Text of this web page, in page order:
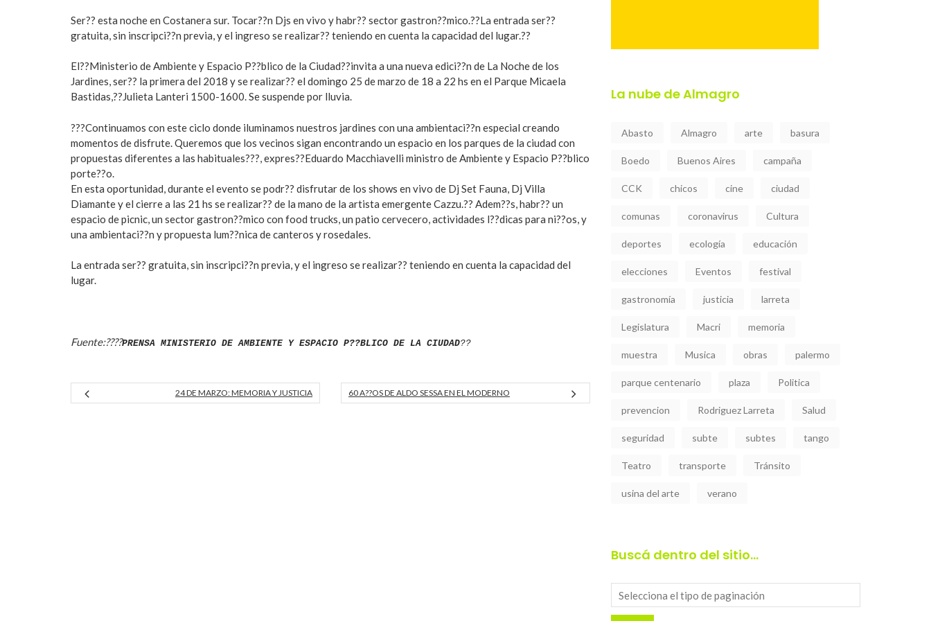
Ser?? esta noche en Costanera sur. Tocar??n Djs en vivo y habr?? sector gastron??mico.??La entrada ser??
gratuita, sin inscripci??n previa, y el ingreso se realizar?? teniendo en cuenta la capacidad del lugar.??
El??Ministerio de Ambiente y Espacio P??blico de la Ciudad??invita a una nueva edici??n de La Noche de los
Jardines, ser?? la primera del 2018 y se realizar?? el domingo 25 de marzo de 18 a 22 hs en el Parque Micaela
Bastidas,??Julieta Lanteri 1500-1600. Se suspende por lluvia.
???Continuamos con este ciclo donde iluminamos nuestros jardines con una ambientaci??n especial creando
momentos de disfrute. Queremos que los vecinos sigan encontrando un espacio en los parques de la ciudad con
propuestas diferentes a las habituales???, expres??Eduardo Macchiavelli ministro de Ambiente y Espacio P??blico
porte??o.
En esta oportunidad, durante el evento se podr?? disfrutar de los shows en vivo de Dj Set Fauna, Dj Villa
Diamante y el cierre a las 21 hs se realizar?? de la mano de la artista emergente Cazzu.?? Adem??s, habr?? un
espacio de picnic, un sector gastron??mico con food trucks, un patio cervecero, actividades l??dicas para ni??os, y
una ambientaci??n y propuesta lum??nica de canteros y rosedales.
La entrada ser?? gratuita, sin inscripci??n previa, y el ingreso se realizar?? teniendo en cuenta la capacidad del
lugar.
Fuente:????PRENSA MINISTERIO DE AMBIENTE Y ESPACIO P??BLICO DE LA CIUDAD??
24 DE MARZO: MEMORIA Y JUSTICIA 60 A??OS DE ALDO SESSA EN EL MODERNO
La nube de Almagro
Abasto Almagro arte basura
Boedo Buenos Aires campaña
CCK chicos cine ciudad
comunas coronavirus Cultura
deportes ecología educación
elecciones Eventos festival
gastronomía justicia larreta
Legislatura Macri memoria
muestra Musica obras palermo
parque centenario plaza Politica
prevencion Rodriguez Larreta Salud
seguridad subte subtes tango
Teatro transporte Tránsito
usina del arte verano
Buscá dentro del sitio…